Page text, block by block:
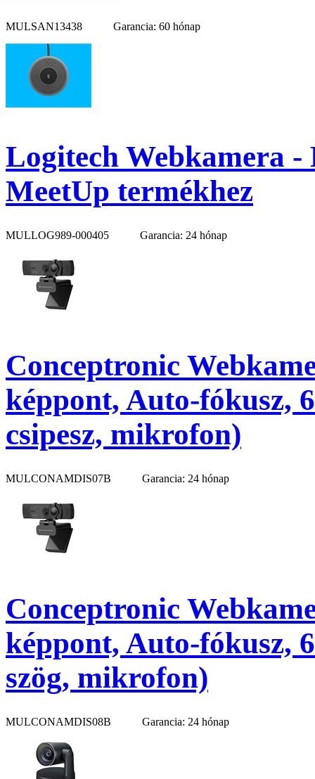
MULSAN13438 Garancia: 60 hónap
Logitech Webkamera
MeetUp termékhez
MULLOG989-000405 Garancia: 24 hónap
Conceptronic
képpont, Auto-fókusz,
csipesz, mikrofon)
MULCONAMDIS07B Garancia: 24 hónap
Conceptronic
képpont, Auto-fókusz,
szög, mikrofon)
MULCONAMDIS08B Garancia: 24 hónap